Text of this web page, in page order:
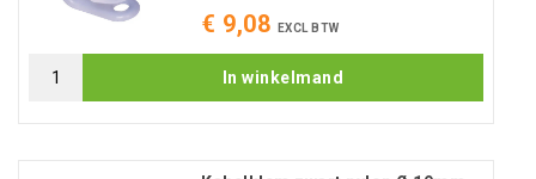
€ 9,08 EXCL BTW
In winkelmand